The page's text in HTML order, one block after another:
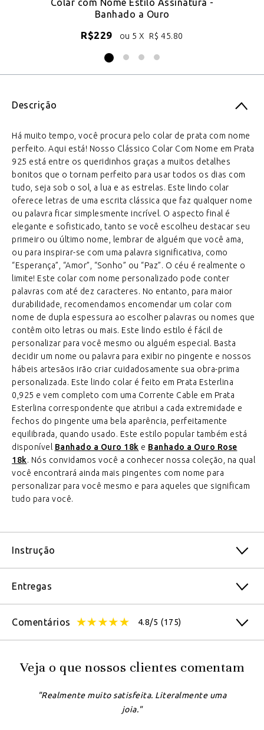
Colar com Nome Estilo Assinatura -
Banhado a Ouro
R$229 ou 5 X R$ 45.80
Descrição
Há muito tempo, você procura pelo colar de prata com nome
perfeito. Aqui está! Nosso Clássico Colar Com Nome em Prata
925 está entre os queridinhos graças a muitos detalhes
bonitos que o tornam perfeito para usar todos os dias com
tudo, seja sob o sol, a lua e as estrelas. Este lindo colar
oferece letras de uma escrita clássica que faz qualquer nome
ou palavra ficar simplesmente incrível. O aspecto final é
elegante e sofisticado, tanto se você escolheu destacar seu
primeiro ou último nome, lembrar de alguém que você ama,
ou para inspirar-se com uma palavra significativa, como
“Esperança”, “Amor”, “Sonho” ou “Paz”. O céu é realmente o
limite! Este colar com nome personalizado pode conter
palavras com até dez caracteres. No entanto, para maior
durabilidade, recomendamos encomendar um colar com
nome de dupla espessura ao escolher palavras ou nomes que
contêm oito letras ou mais. Este lindo estilo é fácil de
personalizar para você mesmo ou alguém especial. Basta
decidir um nome ou palavra para exibir no pingente e nossos
hábeis artesãos irão criar cuidadosamente sua obra-prima
personalizada. Este lindo colar é feito em Prata Esterlina
0,925 e vem completo com uma Corrente Cable em Prata
Esterlina correspondente que atribui a cada extremidade e
fechos do pingente uma bela aparência, perfeitamente
equilibrada, quando usado. Este estilo popular também está
disponível Banhado a Ouro 18k e Banhado a Ouro Rose
18k. Nós convidamos você a conhecer nossa coleção, na qual
você encontrará ainda mais pingentes com nome para
personalizar para você mesmo e para aqueles que significam
tudo para você.
Instrução
Entregas
Comentários 4.8/5 (175)
Veja o que nossos clientes comentam
"Realmente muito satisfeita. Literalmente uma
joia."